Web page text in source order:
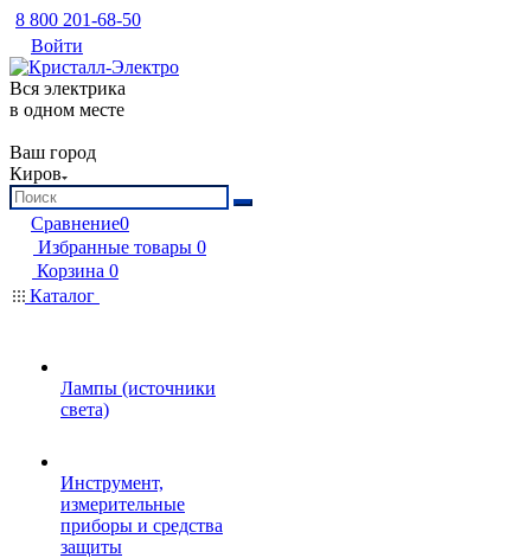
8 800 201-68-50
Войти
Вся электрика
в одном месте
Ваш город
Киров
Сравнение0
Избранные товары 0
Корзина 0
Каталог
Лампы (источники
света)
Инструмент,
измерительные
приборы и средства
защиты